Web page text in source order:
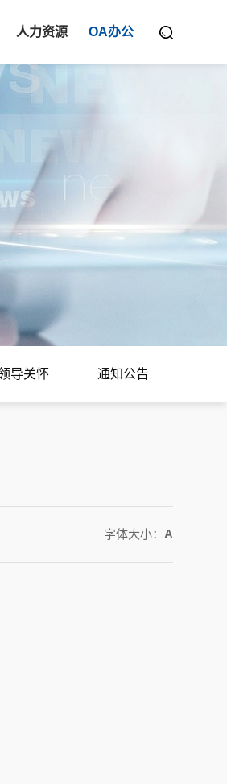
人力资源 OA办公
导关怀 通知公告
字体大小： A